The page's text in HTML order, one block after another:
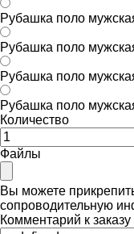
Рубашка поло
Рубашка поло
Рубашка поло
Рубашка поло
Количество
Файлы
Вы можете
сопроводительную
Комментарий к заказу